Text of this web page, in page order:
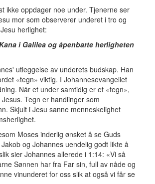
ikke oppdager noe under. Tjenerne ser
mor som observerer underet i tro og
herlighet:
i Galilea og åpenbarte herligheten
utleggelse av underets budskap. Han
«tegn» viktig. I Johannesevangeliet
Når et under samtidig er et «tegn»,
Tegn er handlinger som
Skjult i Jesu sanne menneskelighet
Moses inderlig ønsket å se Guds
og Johannes uendelig godt likte å
sier Johannes allerede i 1:14: «Vi så
Sønnen har fra Far sin, full av nåde og
vinunderet for oss slik at også vi får se